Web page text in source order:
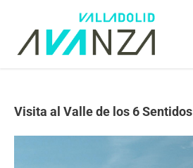
Visita al Valle de los 6 Sentidos